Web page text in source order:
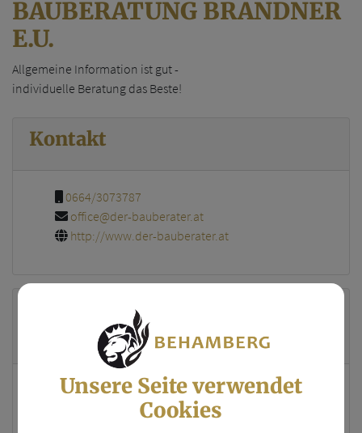
BAUBERATUNG BRANDNER
E.U.
Allgemeine Information ist gut -
individuelle Beratung das Beste!
Kontakt
0664/3073787
office@der-bauberater.at
http://www.der-bauberater.at
Geschäftsführer/
Geschäftsführerin
Gerhard Brandner
Unsere Seite verwendet
Cookies